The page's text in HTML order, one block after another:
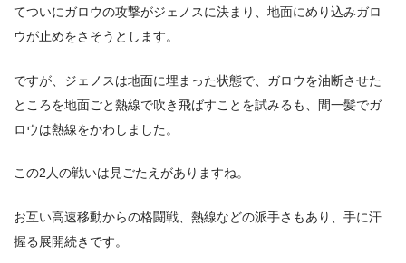
てついにガロウの攻撃がジェノスに決まり、地面にめり込みガロ
ウが止めをさそうとします。
ですが、ジェノスは地面に埋まった状態で、ガロウを油断させた
ところを地面ごと熱線で吹き飛ばすことを試みるも、間一髪でガ
ロウは熱線をかわしました。
この2人の戦いは見ごたえがありますね。
お互い高速移動からの格闘戦、熱線などの派手さもあり、手に汗
握る展開続きです。